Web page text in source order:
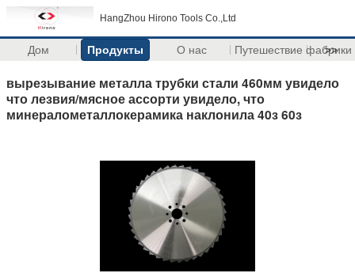
HangZhou Hirono Tools Co.,Ltd
Дом Продукты О нас Путешествие фабрики
>>
вырезывание металла трубки стали 460мм увидело
что лезвия/мясное ассорти увидело, что
минералометаллокерамика наклонила 40з 60з